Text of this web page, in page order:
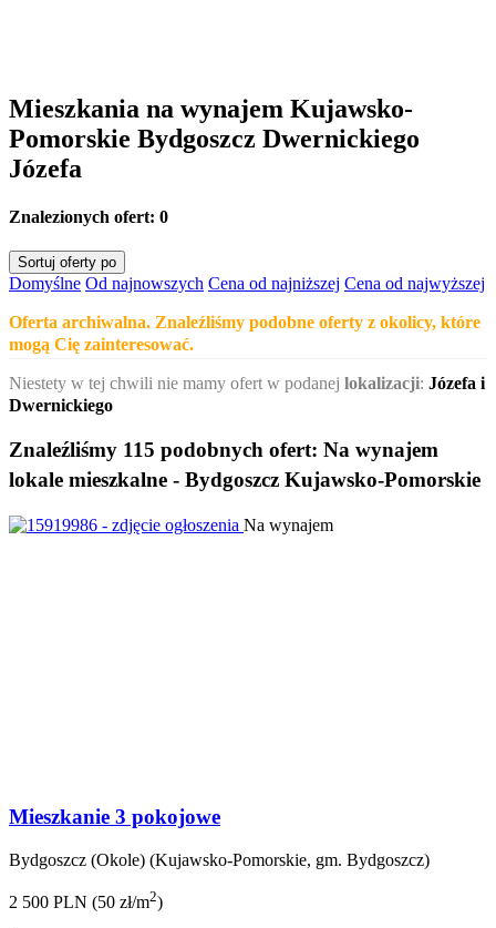
Mieszkania na wynajem Kujawsko-
Pomorskie Bydgoszcz Dwernickiego
Józefa
Znalezionych ofert: 0
Sortuj oferty po
Domyślne Od najnowszych Cena od najniższej Cena od najwyższej
Oferta archiwalna. Znaleźliśmy podobne oferty z okolicy, które
mogą Cię zainteresować.
Niestety w tej chwili nie mamy ofert w podanej lokalizacji: Józefa i
Dwernickiego
Znaleźliśmy 115 podobnych ofert: Na wynajem
lokale mieszkalne - Bydgoszcz Kujawsko-Pomorskie
Na wynajem
Mieszkanie 3 pokojowe
Bydgoszcz (Okole) (Kujawsko-Pomorskie, gm. Bydgoszcz)
2 500 PLN (50 zł/m2)